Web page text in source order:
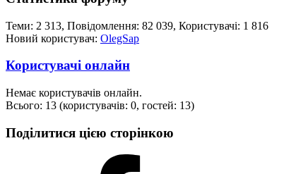
Теми: 2 313, Повідомлення: 82 039, Користувачі: 1 816
Новий користувач: OlegSap
Користувачі онлайн
Немає користувачів онлайн.
Всього: 13 (користувачів: 0, гостей: 13)
Поділитися цією сторінкою